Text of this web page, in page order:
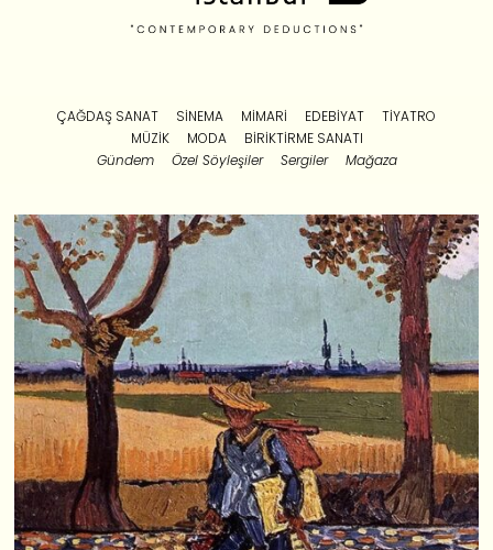
ÇAĞDAŞ SANAT SINEMA MIMARI EDEBIYAT
TIYATRO
MÜZIK
MODA
BIRIKTIRME SANATI
Gündem
Özel Söyleşiler Sergiler Mağaza